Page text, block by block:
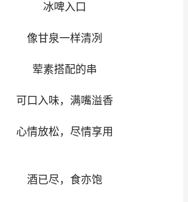
冰啤入口
像甘泉一样清冽
荤素搭配的串
可口入味，满嘴溢香
心情放松，尽情享用
酒已尽，食亦饱